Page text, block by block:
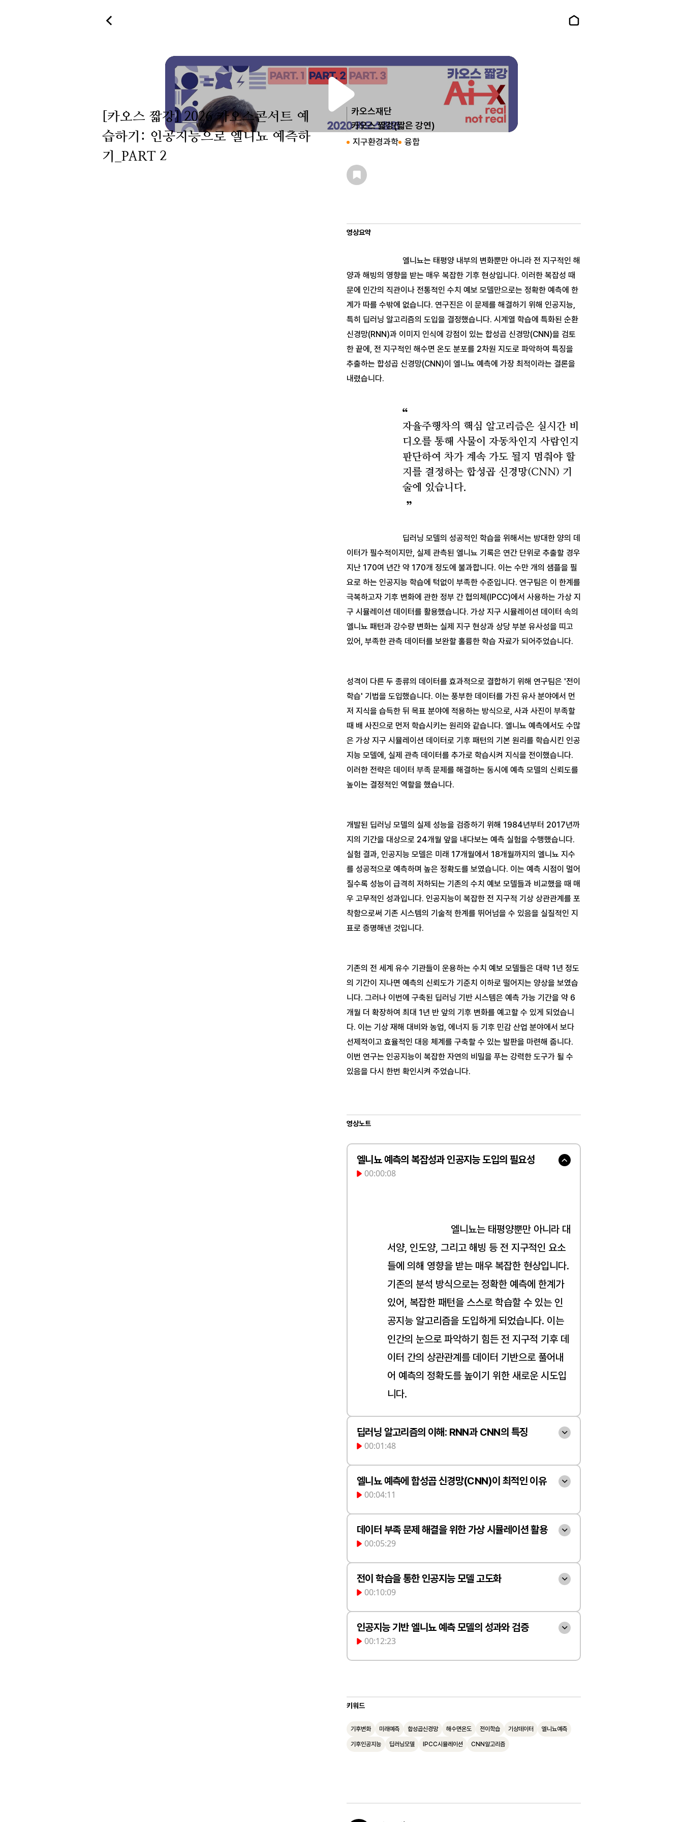
[카오스 짧강] 2026 카오스콘서트 예
습하기: 인공지능으로 엘니뇨 예측하
기_PART 2
카오스재단
카오스 짧강(짧은 강연)
지구환경과학 융합
영상요약
엘니뇨는 태평양 내부의 변화뿐만 아니라 전 지구적인 해
양과 해빙의 영향을 받는 매우 복잡한 기후 현상입니다. 이러한 복잡성 때
문에 인간의 직관이나 전통적인 수치 예보 모델만으로는 정확한 예측에 한
계가 따를 수밖에 없습니다. 연구진은 이 문제를 해결하기 위해 인공지능,
특히 딥러닝 알고리즘의 도입을 결정했습니다. 시계열 학습에 특화된 순환
신경망(RNN)과 이미지 인식에 강점이 있는 합성곱 신경망(CNN)을 검토
한 끝에, 전 지구적인 해수면 온도 분포를 2차원 지도로 파악하여 특징을
추출하는 합성곱 신경망(CNN)이 엘니뇨 예측에 가장 최적이라는 결론을
자율주행차의 핵심 알고리즘은 실시간 비
디오를 통해 사물이 자동차인지 사람인지
판단하여 차가 계속 가도 될지 멈춰야 할
지를 결정하는 합성곱 신경망(CNN) 기
술에 있습니다.
딥러닝 모델의 성공적인 학습을 위해서는 방대한 양의 데
이터가 필수적이지만, 실제 관측된 엘니뇨 기록은 연간 단위로 추출할 경우
지난 170여 년간 약 170개 정도에 불과합니다. 이는 수만 개의 샘플을 필
요로 하는 인공지능 학습에 턱없이 부족한 수준입니다. 연구팀은 이 한계를
극복하고자 기후 변화에 관한 정부 간 협의체(IPCC)에서 사용하는 가상 지
구 시뮬레이션 데이터를 활용했습니다. 가상 지구 시뮬레이션 데이터 속의
엘니뇨 패턴과 강수량 변화는 실제 지구 현상과 상당 부분 유사성을 띠고
성격이 다른 두 종류의 데이터를 효과적으로 결합하기 위해 연구팀은 '전이
학습' 기법을 도입했습니다. 이는 풍부한 데이터를 가진 유사 분야에서 먼
저 지식을 습득한 뒤 목표 분야에 적용하는 방식으로, 사과 사진이 부족할
때 배 사진으로 먼저 학습시키는 원리와 같습니다. 엘니뇨 예측에서도 수많
은 가상 지구 시뮬레이션 데이터로 기후 패턴의 기본 원리를 학습시킨 인공
지능 모델에, 실제 관측 데이터를 추가로 학습시켜 지식을 전이했습니다.
이러한 전략은 데이터 부족 문제를 해결하는 동시에 예측 모델의 신뢰도를
개발된 딥러닝 모델의 실제 성능을 검증하기 위해 1984년부터 2017년까
지의 기간을 대상으로 24개월 앞을 내다보는 예측 실험을 수행했습니다.
실험 결과, 인공지능 모델은 미래 17개월에서 18개월까지의 엘니뇨 지수
를 성공적으로 예측하며 높은 정확도를 보였습니다. 이는 예측 시점이 멀어
질수록 성능이 급격히 저하되는 기존의 수치 예보 모델들과 비교했을 때 매
우 고무적인 성과입니다. 인공지능이 복잡한 전 지구적 기상 상관관계를 포
착함으로써 기존 시스템의 기술적 한계를 뛰어넘을 수 있음을 실질적인 지
기존의 전 세계 유수 기관들이 운용하는 수치 예보 모델들은 대략 1년 정도
의 기간이 지나면 예측의 신뢰도가 기준치 이하로 떨어지는 양상을 보였습
니다. 그러나 이번에 구축된 딥러닝 기반 시스템은 예측 가능 기간을 약 6
개월 더 확장하여 최대 1년 반 앞의 기후 변화를 예고할 수 있게 되었습니
다. 이는 기상 재해 대비와 농업, 에너지 등 기후 민감 산업 분야에서 보다
선제적이고 효율적인 대응 체계를 구축할 수 있는 발판을 마련해 줍니다.
이번 연구는 인공지능이 복잡한 자연의 비밀을 푸는 강력한 도구가 될 수
있음을 다시 한번 확인시켜 주었습니다.
영상노트
엘니뇨 예측의 복잡성과 인공지능 도입의 필요성
00:00:08
엘니뇨는 태평양뿐만 아니라 대
서양, 인도양, 그리고 해빙 등 전 지구적인 요소
들에 의해 영향을 받는 매우 복잡한 현상입니다.
기존의 분석 방식으로는 정확한 예측에 한계가
있어, 복잡한 패턴을 스스로 학습할 수 있는 인
공지능 알고리즘을 도입하게 되었습니다. 이는
인간의 눈으로 파악하기 힘든 전 지구적 기후 데
이터 간의 상관관계를 데이터 기반으로 풀어내
어 예측의 정확도를 높이기 위한 새로운 시도입
니다.
딥러닝 알고리즘의 이해: RNN과 CNN의 특징
00:01:48
습에 강한 순환 신경망(RNN)과 이미지 인식에
탁월한 합성곱 신경망(CNN)으로 나뉩니다. 순
환 신경망(RNN)은 소설 집필이나 주식 예측처
럼 순차적인 시퀀스 데이터를 처리하는 데 주로
인식이나 자율주행차의 장애물 판단처럼 시각적
이미지를 분석하는 데 핵심적인 역할을 합니다.
이러한 알고리즘들의 특성을 이해하고 선택하는
과정이 필수적입니다.
엘니뇨 예측에 합성곱 신경망(CNN)이 최적인 이유
00:04:11
서는 특정 지역만이 아닌 전 지구적인 해수면 온
도 변화 경향을 파악해야 합니다. 서태평양, 인
도양, 대서양 등 2차원 또는 3차원 맵 형태의 방
대한 공간 정보를 처리해야 하므로, 단순히 시간
미지 기반의 공간 정보 추출 능력이 뛰어난 합성
곱 신경망(CNN)이 훨씬 적합합니다. 이러한 분
데이터 부족 문제 해결을 위한 가상 시뮬레이션 활용
00:05:29
난관은 학습에 필요한 샘플 수가 부족하다는 점
입니다. 딥러닝은 수만 개의 데이터가 필요하지
만, 실제 관측된 엘니뇨 기록은 연간 한 개꼴로
약 170개에 불과합니다. 이를 해결하기 위해 기
한 학습을 거칠 수 있도록 돕는 훌륭한 추가 샘
플 역할을 수행했습니다.
전이 학습을 통한 인공지능 모델 고도화
00:10:09
를 효과적으로 학습시키기 위해 '전이 학습' 기법
을 도입했습니다. 이는 데이터가 풍부한 유사 분
야에서 지식을 먼저 학습시킨 뒤, 데이터가 부족
연구진은 가상 지구 시뮬레이션 데이터에서 생
켜 기초 모델을 만들고, 그 지식을 실제 관측 데
인공지능 기반 엘니뇨 예측 모델의 성과와 검증
00:12:23
측 신뢰도를 유지하는 반면, 인공지능 기반 모델
은 최대 17~18개월 뒤의 엘니뇨까지 정확하게
장시켰으며, 미래 기후 변화에 더욱 선제적으로
키워드
기후변화 미래예측 합성곱신경망 해수면온도 전이학습 기상데이터 엘니뇨예측
기후인공지능 딥러닝모델 IPCC시뮬레이션 CNN알고리즘